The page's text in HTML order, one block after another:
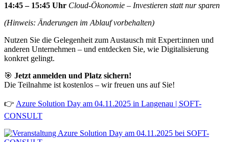
14:45 – 15:45 Uhr Cloud-Ökonomie – Investieren statt nur sparen
(Hinweis: Änderungen im Ablauf vorbehalten)
Nutzen Sie die Gelegenheit zum Austausch mit Expert:innen und
anderen Unternehmen – und entdecken Sie, wie Digitalisierung
konkret gelingt.
🎯 Jetzt anmelden und Platz sichern!
Die Teilnahme ist kostenlos – wir freuen uns auf Sie!
👉 Azure Solution Day am 04.11.2025 in Langenau | SOFT-
CONSULT